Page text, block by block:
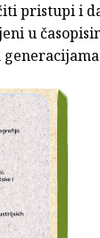
pristupi i
u